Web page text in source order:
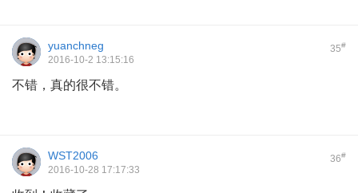
35#
yuanchneg
2016-10-2 13:15:16
不错，真的很不错。
36#
WST2006
2016-10-28 17:17:33